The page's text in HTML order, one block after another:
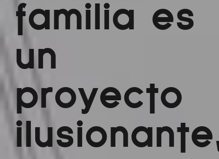
familia es
un
proyecto